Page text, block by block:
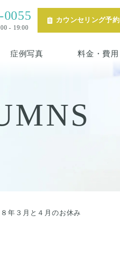
0055
- 19:00
カウンセリング予約
症例写真 料金・費用
８年３月と４月のお休み